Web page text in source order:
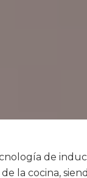
de
la cocina,